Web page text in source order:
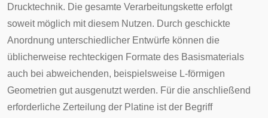
Drucktechnik. Die gesamte Verarbeitungskette erfolgt
soweit möglich mit diesem Nutzen. Durch geschickte
Anordnung unterschiedlicher Entwürfe können die
üblicherweise rechteckigen Formate des Basismaterials
auch bei abweichenden, beispielsweise L-förmigen
Geometrien gut ausgenutzt werden. Für die anschließend
erforderliche Zerteilung der Platine ist der Begriff